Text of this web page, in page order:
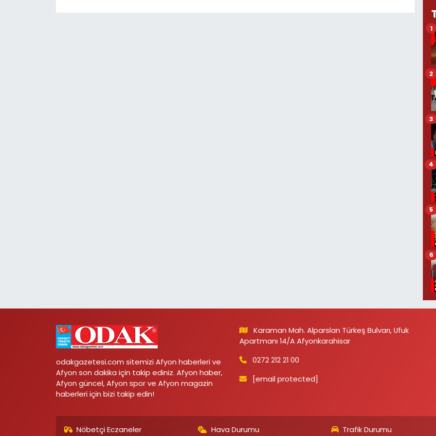
1
2
3
4
5
6
odakgazetesi.com sitemizi Afyon haberleri ve
Afyon son dakika için takip ediniz. Afyon haber,
Afyon güncel, Afyon spor ve Afyon magazin
haberleri için bizi takip edin!
Karaman Mah. Alparslan Türkeş Bulvarı, Ufuk
Apartmanı 14/A Afyonkarahisar
0272 212 21 00
[email protected]
Nöbetçi Eczaneler Hava Durumu Trafik Durumu